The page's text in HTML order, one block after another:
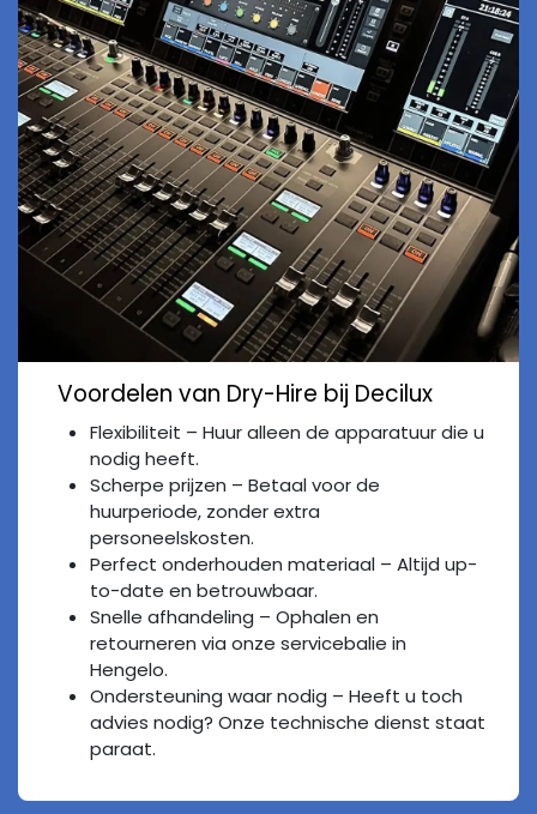
Voordelen van Dry-Hire bij Decilux
Flexibiliteit – Huur alleen de apparatuur die u
nodig heeft.
Scherpe prijzen – Betaal voor de
huurperiode, zonder extra
personeelskosten.
Perfect onderhouden materiaal – Altijd up-
to-date en betrouwbaar.
Snelle afhandeling – Ophalen en
retourneren via onze servicebalie in
Hengelo.
Ondersteuning waar nodig – Heeft u toch
advies nodig? Onze technische dienst staat
paraat.